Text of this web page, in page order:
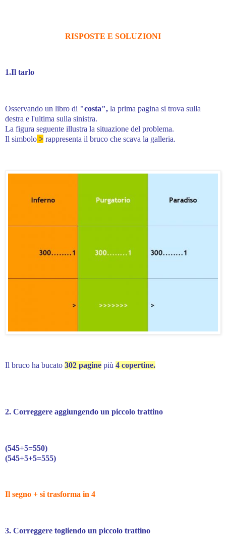
RISPOSTE E SOLUZIONI
1.Il tarlo
Osservando un libro di "costa", la prima pagina si trova sulla
destra e l'ultima sulla sinistra.
La figura seguente illustra la situazione del problema.
Il simbolo > rappresenta il bruco che scava la galleria.
Il bruco ha bucato 302 pagine più 4 copertine.
2. Correggere aggiungendo un piccolo trattino
(545+5=550)
(545+5+5=555)
Il segno + si trasforma in 4
3. Correggere togliendo un piccolo trattino